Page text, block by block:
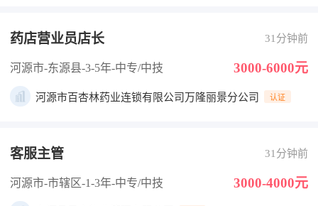
药店营业员店长 31分钟前
河源市-东源县-3-5年-中专/中技 3000-6000元
河源市百杏林药业连锁有限公司万隆丽景分公司 认证
客服主管 31分钟前
河源市-市辖区-1-3年-中专/中技 3000-4000元